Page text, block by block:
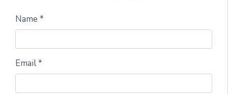
Name *
Email *